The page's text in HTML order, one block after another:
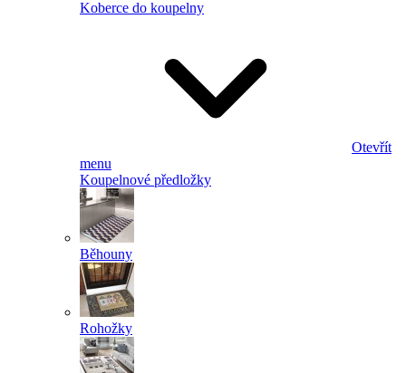
Koberce do koupelny
Otevřít
menu
Koupelnové předložky
Běhouny
Rohožky